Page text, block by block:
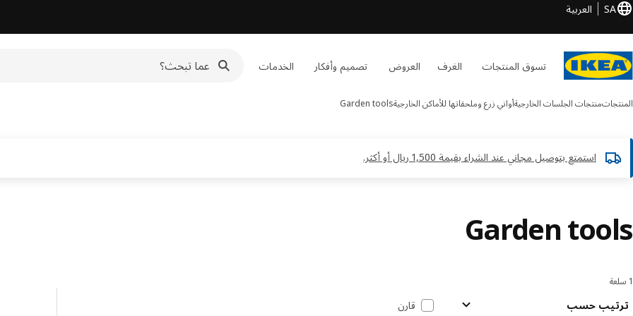
SA العربية
تسوق المنتجات الغرف العروض تصميم وأفكار الخدمات
المنتجاتمنتجات الجلسات الخارجيةأواني زرع وملحقاتها للأماكن الخارجيةGarden tools
استمتع بتوصيل مجاني عند الشراء بقيمة 1,500 ريال أو أكثر.​
Garden tools
الترتيب والتصفية
1 سلعة
ترتيب حسب قائمة النتائج
قارن